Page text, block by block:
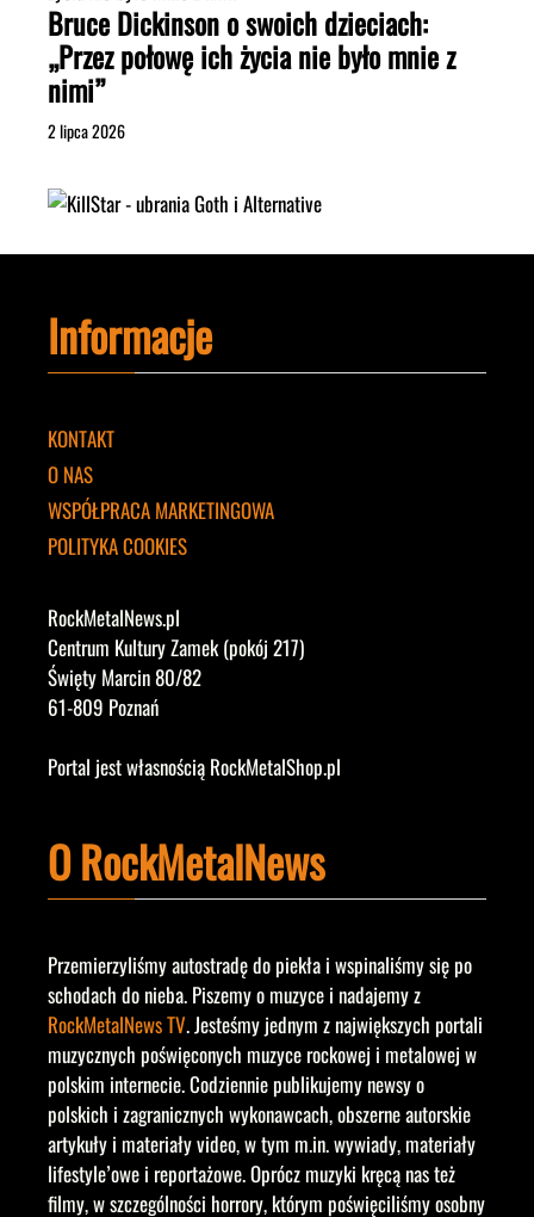
Bruce Dickinson o swoich dzieciach:
„Przez połowę ich życia nie było mnie z
nimi”
2 lipca 2026
Informacje
KONTAKT
O NAS
WSPÓŁPRACA MARKETINGOWA
POLITYKA COOKIES
RockMetalNews.pl
Centrum Kultury Zamek (pokój 217)
Święty Marcin 80/82
61-809 Poznań
Portal jest własnością RockMetalShop.pl
O RockMetalNews
Przemierzyliśmy autostradę do piekła i wspinaliśmy się po
schodach do nieba. Piszemy o muzyce i nadajemy z
RockMetalNews TV. Jesteśmy jednym z największych portali
muzycznych poświęconych muzyce rockowej i metalowej w
polskim internecie. Codziennie publikujemy newsy o
polskich i zagranicznych wykonawcach, obszerne autorskie
artykuły i materiały video, w tym m.in. wywiady, materiały
lifestyle’owe i reportażowe. Oprócz muzyki kręcą nas też
filmy, w szczególności horrory, którym poświęciliśmy osobny